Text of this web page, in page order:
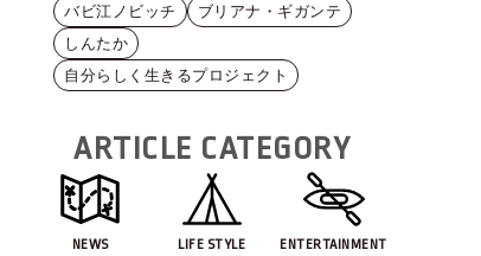
バビ江ノビッチ
ブリアナ・ギガンテ
しんたか
自分らしく生きるプロジェクト
ARTICLE CATEGORY
NEWS LIFE STYLE ENTERTAINMENT